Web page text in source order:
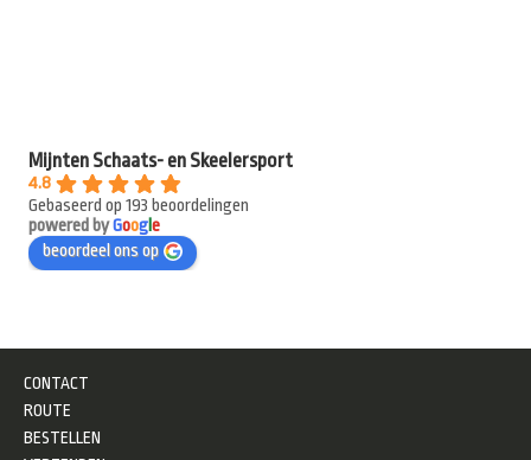
Mijnten Schaats- en Skeelersport
4.8
Gebaseerd op 193 beoordelingen
powered byGooge
beoordeel ons op
CONTACT
ROUTE
BESTELLEN